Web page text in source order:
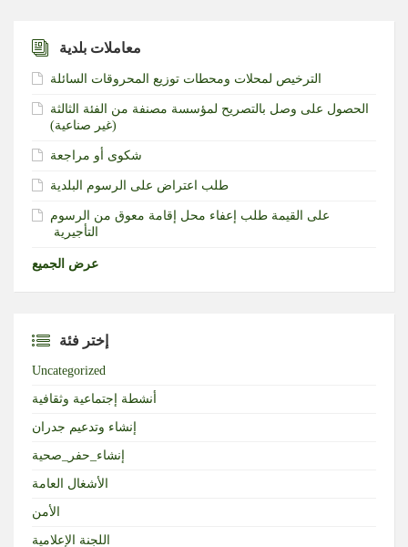
معاملات بلدية
الترخيص لمحلات ومحطات توزيع المحروقات السائلة
الحصول على وصل بالتصريح لمؤسسة مصنفة من الفئة الثالثة
(غير صناعية)‏
شكوى أو مراجعة
طلب اعتراض على الرسوم البلدية
طلب إعفاء محل إقامة معوق من الرسوم‎ ‎على القيمة
التأجيرية ‏
عرض الجميع
إختر فئة
Uncategorized
أنشطة إجتماعية وثقافية
إنشاء وتدعيم جدران
إنشاء_حفر_صحية
الأشغال العامة
الأمن
اللجنة الإعلامية